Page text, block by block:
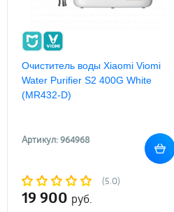
Очиститель воды Xiaomi Viomi
Water Purifier S2 400G White
(MR432-D)
Артикул: 964968
(5.0)
19 900 руб.